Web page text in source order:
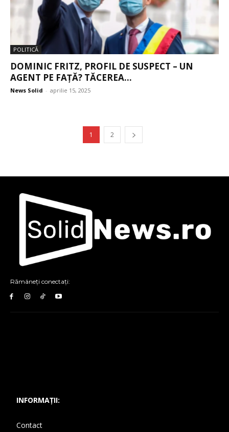
POLITICĂ
DOMINIC FRITZ, PROFIL DE SUSPECT – UN
AGENT PE FAȚĂ? TĂCEREA...
News Solid - aprilie 15, 2025
1 2
Rămâneți conectați:
INFORMAȚII:
Contact